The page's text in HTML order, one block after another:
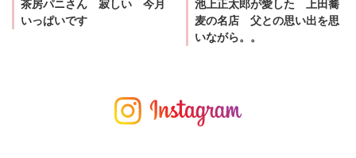
茶房パニさん 寂しい 今月
いっぱいです
池上正太郎が愛した 上田蕎
麦の名店 父との思い出を思
いながら。。